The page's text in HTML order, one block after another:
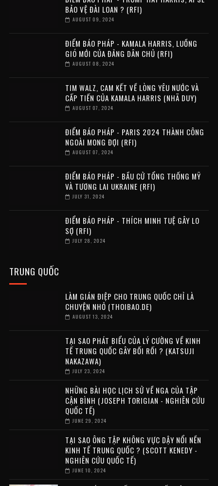
BẢO VỆ ĐÀI LOAN ? (RFI)
AUGUST 09, 2024
ĐIỂM BÁO PHÁP - KAMALA HARRIS, LUỒNG
GIÓ MỚI CỦA ĐẢNG DÂN CHỦ (RFI)
AUGUST 08, 2024
TIM WALZ, CAM KẾT VỀ LÒNG YÊU NƯỚC VÀ
CẤP TIẾN CỦA KAMALA HARRIS (NHÃ DUY)
AUGUST 07, 2024
ĐIỂM BÁO PHÁP - PARIS 2024 THÀNH CÔNG
NGOÀI MONG ĐỢI (RFI)
AUGUST 07, 2024
ĐIỂM BÁO PHÁP - BẦU CỬ TỔNG THỐNG MỸ
VÀ TƯƠNG LAI UKRAINE (RFI)
JULY 31, 2024
ĐIỂM BÁO PHÁP - THÍCH MINH TUỆ GÂY LO
SỢ (RFI)
JULY 28, 2024
TRUNG QUỐC
LÀM GIÁN ĐIỆP CHO TRUNG QUỐC CHỈ LÀ
CHUYỆN NHỎ (THOIBAO.DE)
AUGUST 13, 2024
TẠI SAO PHÁT BIỂU CỦA LÝ CƯỜNG VỀ KINH
TẾ TRUNG QUỐC GÂY BỐI RỐI ? (KATSUJI
NAKAZAWA)
JULY 23, 2024
NHỮNG BÀI HỌC LỊCH SỬ VỀ NGA CỦA TẬP
CẬN BÌNH (JOSEPH TORIGIAN - NGHIÊN CỨU
QUỐC TẾ)
JUNE 29, 2024
TẠI SAO ÔNG TẬP KHÔNG VỰC DẬY NỔI NỀN
KINH TẾ TRUNG QUỐC ? (SCOTT KENEDY -
NGHIÊN CỨU QUỐC TẾ)
JUNE 10, 2024